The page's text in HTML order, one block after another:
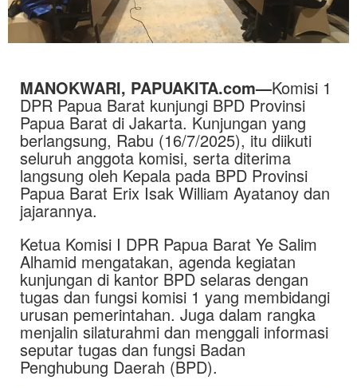
MANOKWARI, PAPUAKITA.com—Komisi 1
DPR Papua Barat kunjungi BPD Provinsi
Papua Barat di Jakarta. Kunjungan yang
berlangsung, Rabu (16/7/2025), itu diikuti
seluruh anggota komisi, serta diterima
langsung oleh Kepala pada BPD Provinsi
Papua Barat Erix Isak William Ayatanoy dan
jajarannya.
Ketua Komisi I DPR Papua Barat Ye Salim
Alhamid mengatakan, agenda kegiatan
kunjungan di kantor BPD selaras dengan
tugas dan fungsi komisi 1 yang membidangi
urusan pemerintahan. Juga dalam rangka
menjalin silaturahmi dan menggali informasi
seputar tugas dan fungsi Badan
Penghubung Daerah (BPD).